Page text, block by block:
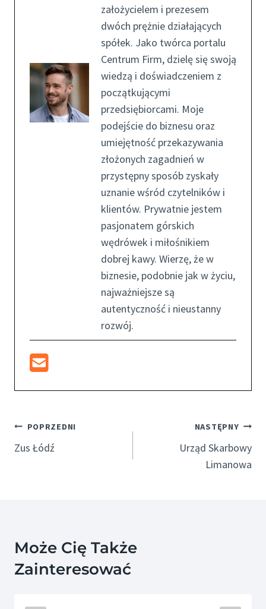
założycielem i prezesem
dwóch prężnie działających
spółek. Jako twórca portalu
Centrum Firm, dzielę się swoją
wiedzą i doświadczeniem z
początkującymi
przedsiębiorcami. Moje
podejście do biznesu oraz
umiejętność przekazywania
złożonych zagadnień w
przystępny sposób zyskały
uznanie wśród czytelników i
klientów. Prywatnie jestem
pasjonatem górskich
wędrówek i miłośnikiem
dobrej kawy. Wierzę, że w
biznesie, podobnie jak w życiu,
najważniejsze są
autentyczność i nieustanny
rozwój.
Nawigacja
Wpisu
POPRZEDNI
Zus Łódź
NASTĘPNY
Urząd Skarbowy
Limanowa
Może Cię Także
Zainteresować